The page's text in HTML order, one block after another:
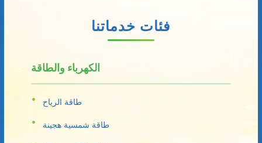
فئات خدماتنا
الكهرباء والطاقة
طاقة الرياح
طاقة شمسية هجينة